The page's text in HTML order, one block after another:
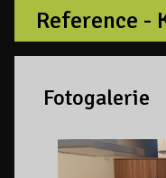
Reference -
Fotogalerie